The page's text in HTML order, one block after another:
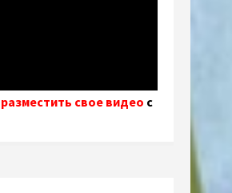
разместить свое видео с